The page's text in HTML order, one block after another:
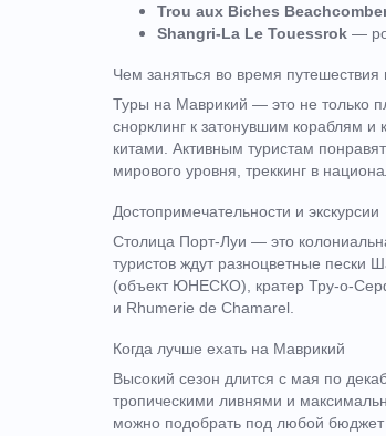
Trou aux Biches
Shangri-La Le Touessrok —
Чем заняться во время
Туры на Маврикий — это не только
снорклинг к затонувшим кораблям
китами. Активным туристам
мирового уровня, треккинг в
Достопримечательности и экскурсии
Столица Порт-Луи — это
туристов ждут разноцветные
(объект ЮНЕСКО), кратер Тру-о-
и Rhumerie de Chamarel.
Когда лучше ехать на Маврикий
Высокий сезон длится с мая по
тропическими ливнями и
можно подобрать под любой бюджет